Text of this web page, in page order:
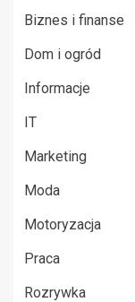
Biznes i finanse
Dom i ogród
Informacje
IT
Marketing
Moda
Motoryzacja
Praca
Rozrywka